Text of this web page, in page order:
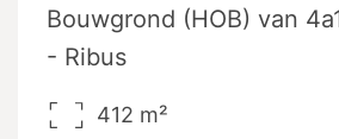
Bouwgrond (HOB) van
- Ribus
412 m²